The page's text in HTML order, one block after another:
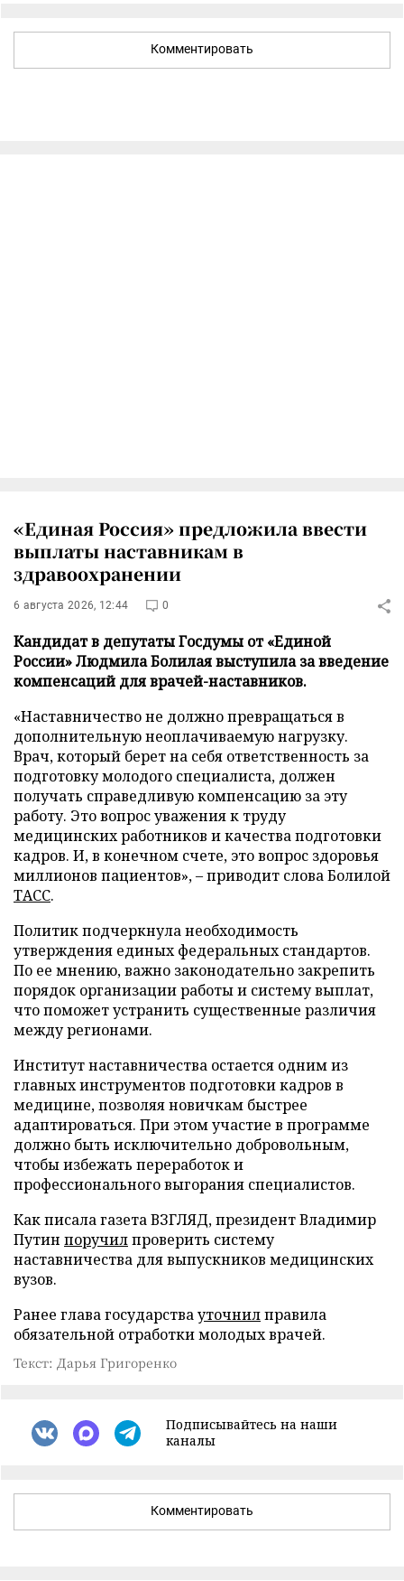
Комментировать
«Единая Россия» предложила ввести
выплаты наставникам в
здравоохранении
6 августа 2026, 12:44 0
Кандидат в депутаты Госдумы от «Единой
России» Людмила Болилая выступила за введение
компенсаций для врачей-наставников.
«Наставничество не должно превращаться в
дополнительную неоплачиваемую нагрузку.
Врач, который берет на себя ответственность за
подготовку молодого специалиста, должен
получать справедливую компенсацию за эту
работу. Это вопрос уважения к труду
медицинских работников и качества подготовки
кадров. И, в конечном счете, это вопрос здоровья
миллионов пациентов», – приводит слова Болилой
ТАСС.
Политик подчеркнула необходимость
утверждения единых федеральных стандартов.
По ее мнению, важно законодательно закрепить
порядок организации работы и систему выплат,
что поможет устранить существенные различия
между регионами.
Институт наставничества остается одним из
главных инструментов подготовки кадров в
медицине, позволяя новичкам быстрее
адаптироваться. При этом участие в программе
должно быть исключительно добровольным,
чтобы избежать переработок и
профессионального выгорания специалистов.
Как писала газета ВЗГЛЯД, президент Владимир
Путин поручилпроверить систему
наставничества для выпускников медицинских
вузов.
Ранее глава государствауточнилправила
обязательной отработки молодых врачей.
Текст: Дарья Григоренко
Подписывайтесь на наши
каналы
Комментировать